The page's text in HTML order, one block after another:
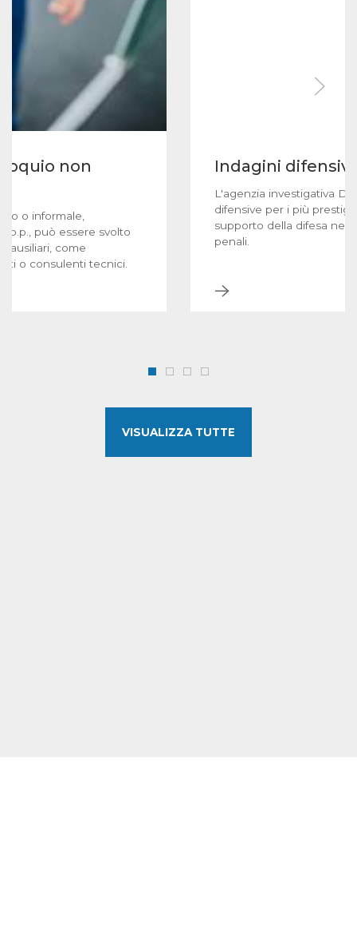
non
o informale,
può essere svolto
ausiliari, come
o consulenti tecnici.
Indagini
L'agenzia investigativa
difensive per i più
supporto della difesa
penali.
VISUALIZZA TUTTE